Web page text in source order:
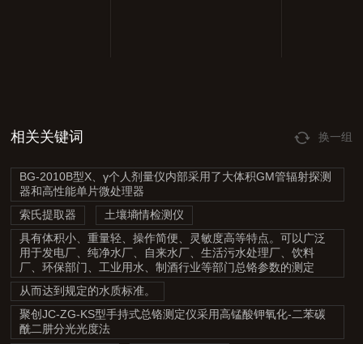
相关关键词 换一组
BG-2010B型X、γ个人剂量仪内部采用了大体积GM管辐射探测
器和高性能单片微处理器
索氏提取器
土壤墒情检测仪
具有体积小、重量轻、操作简便、灵敏度高等特点。可以广泛
用于发电厂、纯净水厂、自来水厂、生活污水处理厂、饮料
厂、环保部门、工业用水、制酒行业等部门总铬参数的测定
从而达到规定的水质标准。
聚创JC-ZG-KS型手持式总铬测定仪采用高锰酸钾氧化-二苯碳
酰二肼分光光度法